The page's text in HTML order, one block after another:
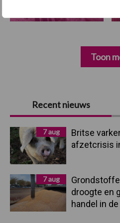
Primaire
Sidebar
Recent nieuws
7 aug
Britse
afzetcrisis
7 aug
droogte en
handel in
Toon